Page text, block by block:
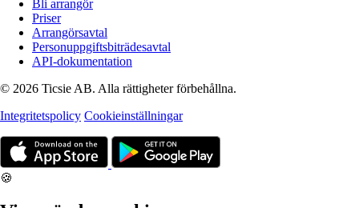
Bli arrangör
Priser
Arrangörsavtal
Personuppgiftsbiträdesavtal
API-dokumentation
© 2026 Ticsie AB. Alla rättigheter förbehållna.
Integritetspolicy Cookieinställningar
🍪